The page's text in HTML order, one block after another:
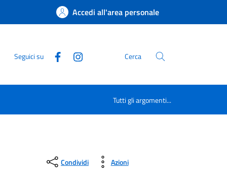
Accedi all'area personale
Seguici su Cerca
Tutti gli argomenti...
Condividi Azioni